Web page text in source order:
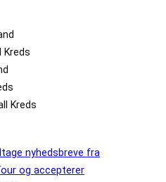
Kreds
Kreds
nyhedsbreve fra
og accepterer